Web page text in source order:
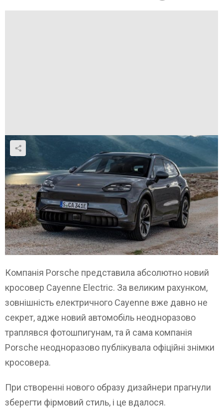
Компанія Porsche представила абсолютно новий
кросовер Cayenne Electric. За великим рахунком,
зовнішність електричного Cayenne вже давно не
секрет, адже новий автомобіль неодноразово
траплявся фотошпигунам, та й сама компанія
Porsche неодноразово публікувала офіційні знімки
кросовера.
При створенні нового образу дизайнери прагнули
зберегти фірмовий стиль, і це вдалося.